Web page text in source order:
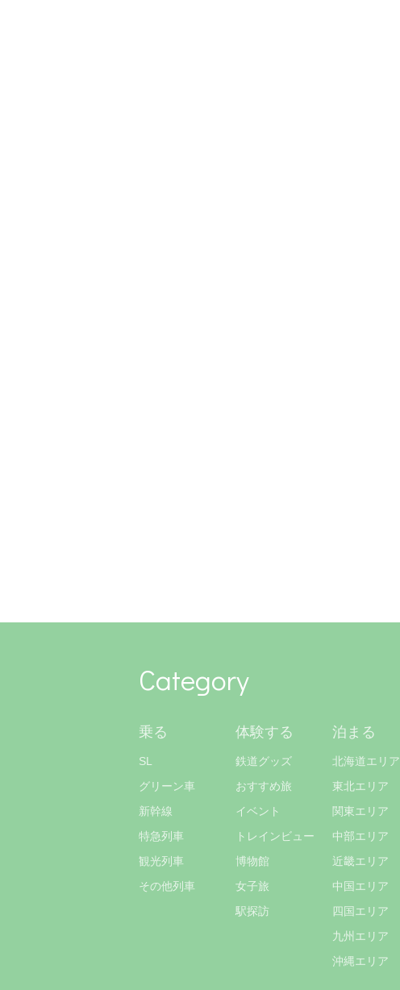
Category
乗る
SL
グリーン車
新幹線
特急列車
観光列車
その他列車
体験する
鉄道グッズ
おすすめ旅
イベント
トレインビュー
博物館
女子旅
駅探訪
泊まる
北海道エリア
東北エリア
関東エリア
中部エリア
近畿エリア
中国エリア
四国エリア
九州エリア
沖縄エリア